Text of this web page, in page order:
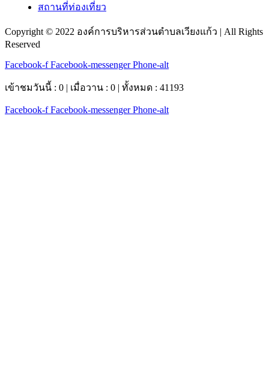
สถานที่ท่องเที่ยว
Copyright © 2022 องค์การบริหารส่วนตำบลเวียงแก้ว | All Rights
Reserved
Facebook-f Facebook-messenger Phone-alt
เข้าชมวันนี้ : 0 | เมื่อวาน : 0 | ทั้งหมด : 41193
Facebook-f Facebook-messenger Phone-alt